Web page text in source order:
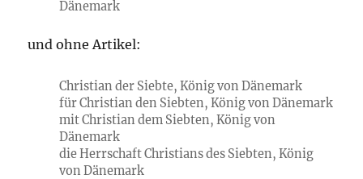
Dänemark
und ohne Artikel:
Christian der Siebte, König von Dänemark
für Christian den Siebten, König von Dänemark
mit Christian dem Siebten, König von
Dänemark
die Herrschaft Christians des Siebten, König
von Dänemark